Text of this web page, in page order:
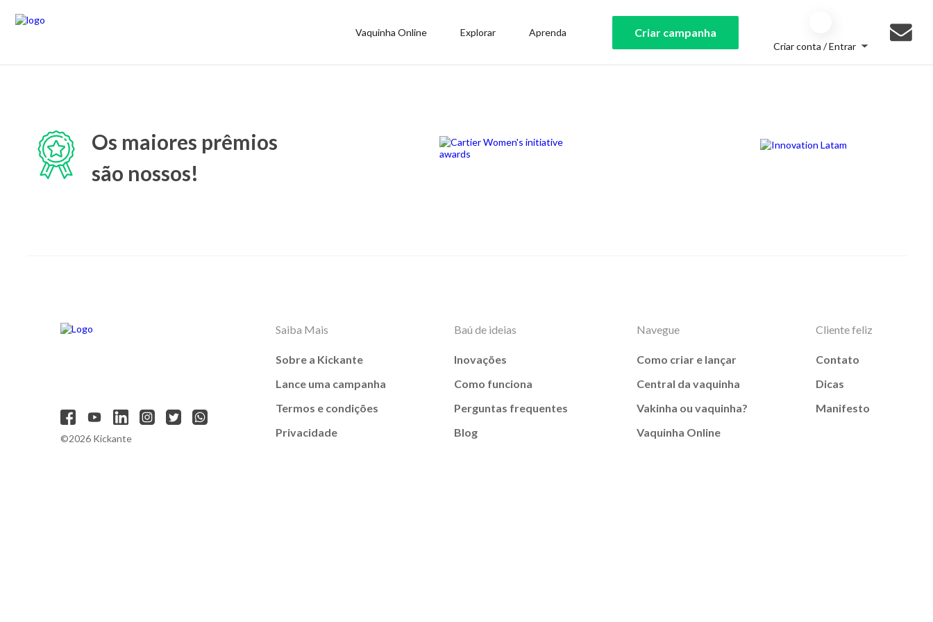
Vaquinha Online Explorar Aprenda Criar campanha
Criar conta / Entrar
Os maiores prêmios
são nossos!
©2026 Kickante
Saiba Mais
Sobre a Kickante
Lance uma campanha
Termos e condições
Privacidade
Baú de ideias
Inovações
Como funciona
Perguntas frequentes
Blog
Navegue
Como criar e lançar
Central da vaquinha
Vakinha ou vaquinha?
Vaquinha Online
Cliente feliz
Contato
Dicas
Manifesto